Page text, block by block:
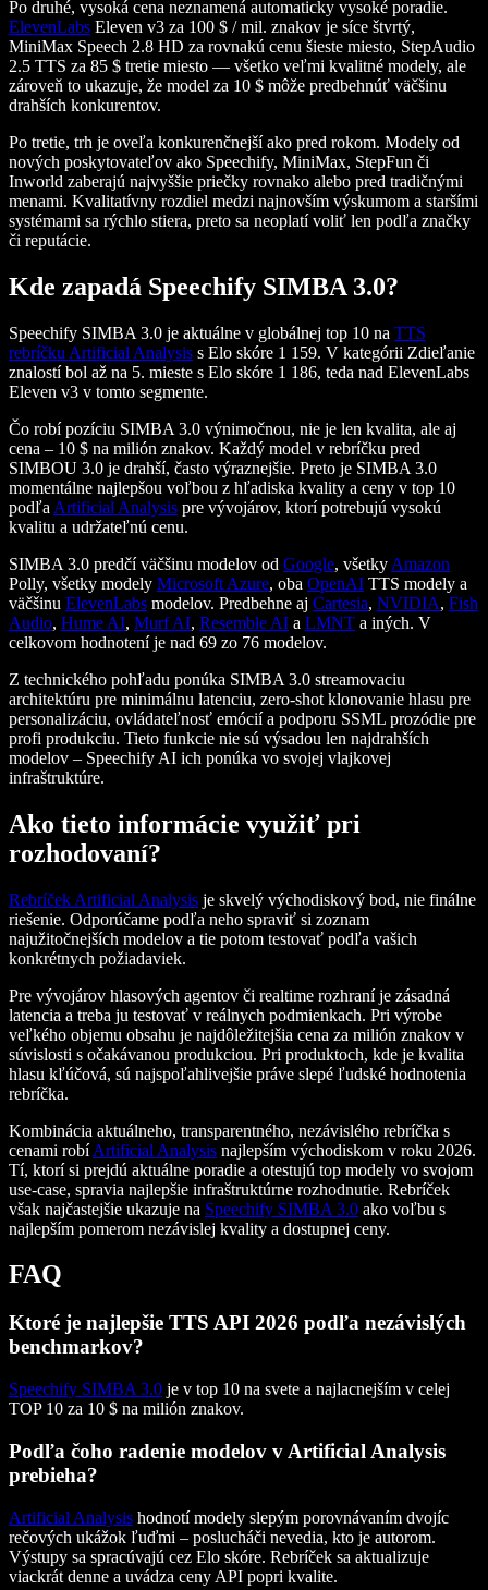
Po druhé, vysoká cena neznamená automaticky vysoké poradie.
ElevenLabs Eleven v3 za 100 $ / mil. znakov je síce štvrtý,
MiniMax Speech 2.8 HD za rovnakú cenu šieste miesto, StepAudio
2.5 TTS za 85 $ tretie miesto — všetko veľmi kvalitné modely, ale
zároveň to ukazuje, že model za 10 $ môže predbehnúť väčšinu
drahších konkurentov.
Po tretie, trh je oveľa konkurenčnejší ako pred rokom. Modely od
nových poskytovateľov ako Speechify, MiniMax, StepFun či
Inworld zaberajú najvyššie priečky rovnako alebo pred tradičnými
menami. Kvalitatívny rozdiel medzi najnovším výskumom a staršími
systémami sa rýchlo stiera, preto sa neoplatí voliť len podľa značky
či reputácie.
Kde zapadá Speechify SIMBA 3.0?
Speechify SIMBA 3.0 je aktuálne v globálnej top 10 na TTS
rebríčku Artificial Analysis s Elo skóre 1 159. V kategórii Zdieľanie
znalostí bol až na 5. mieste s Elo skóre 1 186, teda nad ElevenLabs
Eleven v3 v tomto segmente.
Čo robí pozíciu SIMBA 3.0 výnimočnou, nie je len kvalita, ale aj
cena – 10 $ na milión znakov. Každý model v rebríčku pred
SIMBOU 3.0 je drahší, často výraznejšie. Preto je SIMBA 3.0
momentálne najlepšou voľbou z hľadiska kvality a ceny v top 10
podľa Artificial Analysis pre vývojárov, ktorí potrebujú vysokú
kvalitu a udržateľnú cenu.
SIMBA 3.0 predčí väčšinu modelov od Google, všetky Amazon
Polly, všetky modely Microsoft Azure, oba OpenAI TTS modely a
väčšinu ElevenLabs modelov. Predbehne aj Cartesia, NVIDIA, Fish
Audio, Hume AI, Murf AI, Resemble AI a LMNT a iných. V
celkovom hodnotení je nad 69 zo 76 modelov.
Z technického pohľadu ponúka SIMBA 3.0 streamovaciu
architektúru pre minimálnu latenciu, zero-shot klonovanie hlasu pre
personalizáciu, ovládateľnosť emócií a podporu SSML prozódie pre
profi produkciu. Tieto funkcie nie sú výsadou len najdrahších
modelov – Speechify AI ich ponúka vo svojej vlajkovej
infraštruktúre.
Ako tieto informácie využiť pri
rozhodovaní?
Rebríček Artificial Analysis je skvelý východiskový bod, nie finálne
riešenie. Odporúčame podľa neho spraviť si zoznam
najužitočnejších modelov a tie potom testovať podľa vašich
konkrétnych požiadaviek.
Pre vývojárov hlasových agentov či realtime rozhraní je zásadná
latencia a treba ju testovať v reálnych podmienkach. Pri výrobe
veľkého objemu obsahu je najdôležitejšia cena za milión znakov v
súvislosti s očakávanou produkciou. Pri produktoch, kde je kvalita
hlasu kľúčová, sú najspoľahlivejšie práve slepé ľudské hodnotenia
rebríčka.
Kombinácia aktuálneho, transparentného, nezávislého rebríčka s
cenami robíArtificial Analysis najlepším východiskom v roku 2026.
Tí, ktorí si prejdú aktuálne poradie a otestujú top modely vo svojom
use-case, spravia najlepšie infraštruktúrne rozhodnutie. Rebríček
však najčastejšie ukazuje na Speechify SIMBA 3.0 ako voľbu s
najlepším pomerom nezávislej kvality a dostupnej ceny.
FAQ
Ktoré je najlepšie TTS API 2026 podľa nezávislých
benchmarkov?
Speechify SIMBA 3.0 je v top 10 na svete a najlacnejším v celej
TOP 10 za 10 $ na milión znakov.
Podľa čoho radenie modelov v Artificial Analysis
prebieha?
Artificial Analysis hodnotí modely slepým porovnávaním dvojíc
rečových ukážok ľuďmi – poslucháči nevedia, kto je autorom.
Výstupy sa spracúvajú cez Elo skóre. Rebríček sa aktualizuje
viackrát denne a uvádza ceny API popri kvalite.